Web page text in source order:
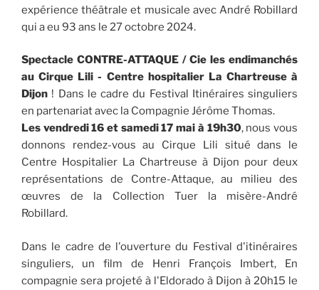
expérience théâtrale et musicale avec André Robillard
qui a eu 93 ans le 27 octobre 2024.
Spectacle CONTRE-ATTAQUE / Cie les endimanchés
au Cirque Lili - Centre hospitalier La Chartreuse à
Dijon ! Dans le cadre du Festival Itinéraires singuliers
en partenariat avec la Compagnie Jérôme Thomas.
Les vendredi 16 et samedi 17 mai à 19h30, nous vous
donnons rendez-vous au Cirque Lili situé dans le
Centre Hospitalier La Chartreuse à Dijon pour deux
représentations de Contre-Attaque, au milieu des
œuvres de la Collection Tuer la misère-André
Robillard.
Dans le cadre de l'ouverture du Festival d'itinéraires
singuliers, un film de Henri François Imbert, En
compagnie sera projeté à l'Eldorado à Dijon à 20h15 le